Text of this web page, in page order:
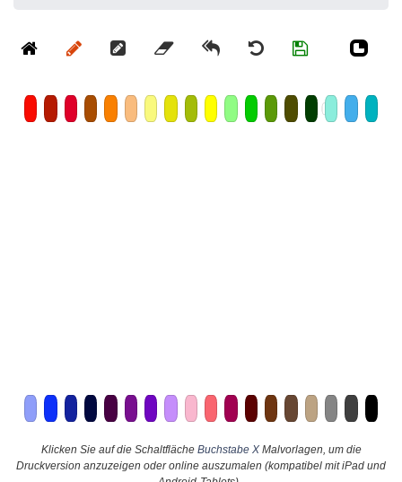
Klicken Sie auf die Schaltfläche Buchstabe XMalvorlagen, um die
Druckversion anzuzeigen oder online auszumalen (kompatibel mit iPad und